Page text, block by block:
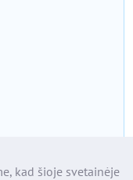
kad šioje svetainėje